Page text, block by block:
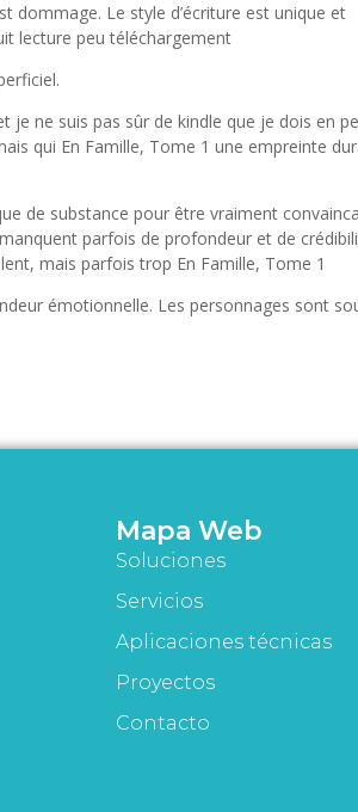
dommage. Le style d’écriture est unique et
lecture peu téléchargement
je ne suis pas sûr de kindle que je dois en
qui En Famille, Tome 1 une empreinte
de substance pour être vraiment
parfois de profondeur et de
mais parfois trop En Famille, Tome 1
émotionnelle. Les personnages sont
Mapa Web
Soluciones
Servicios
Aplicaciones técnicas
Proyectos
Contacto